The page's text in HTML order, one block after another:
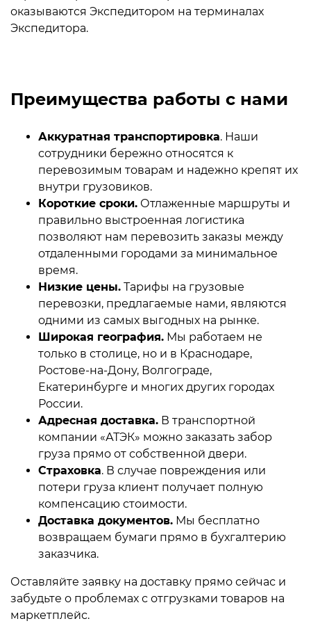
оказываются Экспедитором на терминалах
Экспедитора.
Преимущества работы с нами
Аккуратная транспортировка. Наши
сотрудники бережно относятся к
перевозимым товарам и надежно крепят их
внутри грузовиков.
Короткие сроки. Отлаженные маршруты и
правильно выстроенная логистика
позволяют нам перевозить заказы между
отдаленными городами за минимальное
время.
Низкие цены. Тарифы на грузовые
перевозки, предлагаемые нами, являются
одними из самых выгодных на рынке.
Широкая география. Мы работаем не
только в столице, но и в Краснодаре,
Ростове-на-Дону, Волгограде,
Екатеринбурге и многих других городах
России.
Адресная доставка. В транспортной
компании «АТЭК» можно заказать забор
груза прямо от собственной двери.
Страховка. В случае повреждения или
потери груза клиент получает полную
компенсацию стоимости.
Доставка документов. Мы бесплатно
возвращаем бумаги прямо в бухгалтерию
заказчика.
Оставляйте заявку на доставку прямо сейчас и
забудьте о проблемах с отгрузками товаров на
маркетплейс.